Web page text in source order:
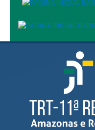
PJE
Plantão Judiciário
Listar Processos
Portal Conciliação
Inscrição para
Perguntas
Eventos